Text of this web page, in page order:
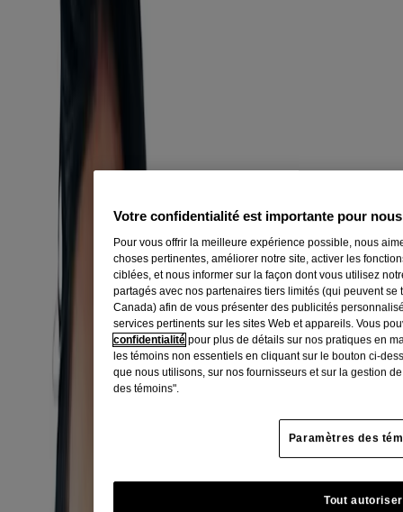
Votre confidentialité est importante pour nous
Pour vous offrir la meilleure expérience possible, nous
choses pertinentes, améliorer notre site, activer les
ciblées, et nous informer sur la façon dont vous utilisez
partagés avec nos partenaires tiers limités (qui peuvent se
Canada) afin de vous présenter des publicités
services pertinents sur les sites Web et appareils. Vous
confidentialité pour plus de détails sur nos pratiques en
les témoins non essentiels en cliquant sur le bouton ci-
que nous utilisons, sur nos fournisseurs et sur la gestion
des témoins".
Paramètres des
Tout autoriser